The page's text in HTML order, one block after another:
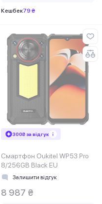
Кешбек79 ₴
300₴ за відгук
Смартфон Oukitel WP53 Pro
8/256GB Black EU
Залишити відгук
8 987 ₴